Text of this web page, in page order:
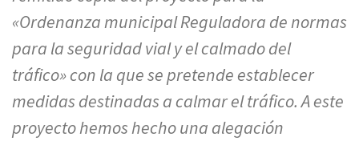
«Ordenanza municipal Reguladora de normas
para la seguridad vial y el calmado del
tráfico» con la que se pretende establecer
medidas destinadas a calmar el tráfico. A este
proyecto hemos hecho una alegación